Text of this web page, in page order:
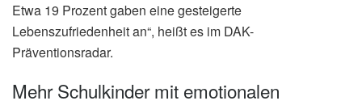
Etwa 19 Prozent gaben eine gesteigerte
Lebenszufriedenheit an“, heißt es im DAK-
Präventionsradar.
Mehr Schulkinder mit emotionalen